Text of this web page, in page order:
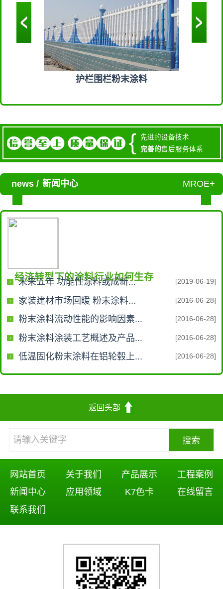
护栏围栏粉末涂料
{ 先进的设备技术
完善的售后服务体系
news / 新闻中心 MROE+
经济转型下的涂料行业如何生存
未来五年 功能性涂料或成新... [2019-06-19]
家装建材市场回暖 粉末涂料... [2016-06-28]
粉末涂料流动性能的影响因素... [2016-06-28]
粉末涂料涂装工艺概述及产品... [2016-06-28]
低温固化粉末涂料在铝轮毂上... [2016-06-28]
返回头部
网站首页 关于我们 产品展示
工程案例
新闻中心
应用领域 K7色卡
在线留言
联系我们